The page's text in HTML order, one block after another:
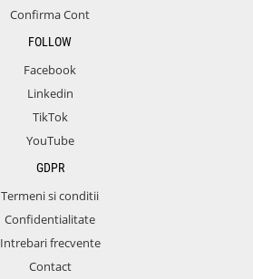
Confirma Cont
FOLLOW
Facebook
Linkedin
TikTok
YouTube
GDPR
Termeni si conditii
Confidentialitate
Intrebari frecvente
Contact